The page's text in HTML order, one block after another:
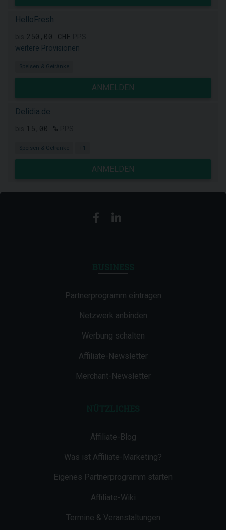
HelloFresh
250,00 CHF
weitere Provisionen
Speisen & Getränke
ANMELDEN
Delidia.de
15,00 %
Speisen & Getränke +1
ANMELDEN
Partnerprogramm eintragen
Netzwerk anbinden
Werbung schalten
Affiliate-Newsletter
Merchant-Newsletter
Affiliate-Blog
Was ist Affiliate-Marketing?
Eigenes Partnerprogramm starten
Affiliate-Wiki
Termine & Veranstaltungen